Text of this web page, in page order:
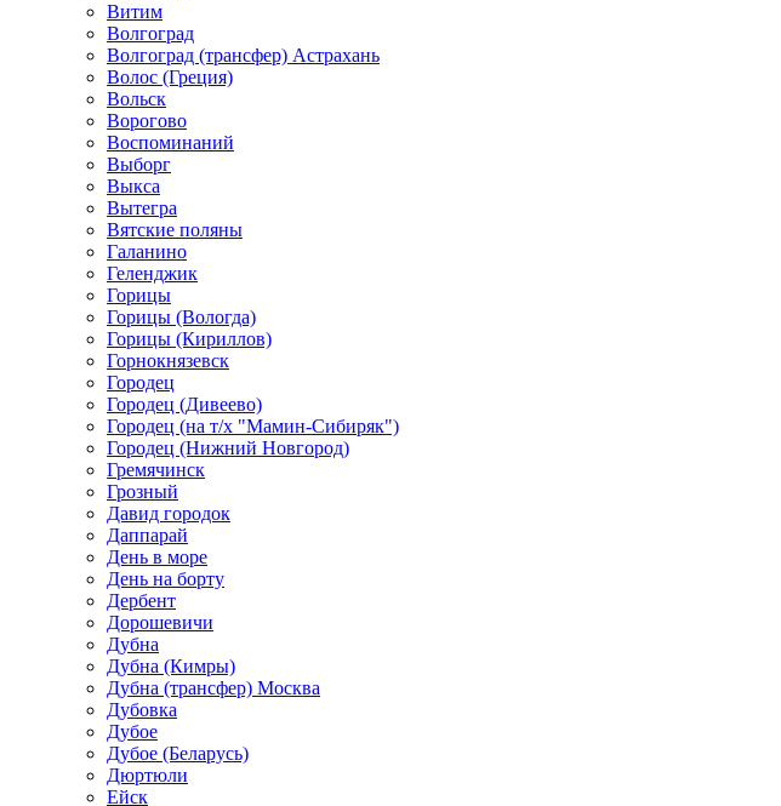
Витим
Волгоград
Волгоград (трансфер) Астрахань
Волос (Греция)
Вольск
Ворогово
Воспоминаний
Выборг
Выкса
Вытегра
Вятские поляны
Галанино
Геленджик
Горицы
Горицы (Вологда)
Горицы (Кириллов)
Горнокнязевск
Городец
Городец (Дивеево)
Городец (на т/х "Мамин-Сибиряк")
Городец (Нижний Новгород)
Гремячинск
Грозный
Давид городок
Даппарай
День в море
День на борту
Дербент
Дорошевичи
Дубна
Дубна (Кимры)
Дубна (трансфер) Москва
Дубовка
Дубое
Дубое (Беларусь)
Дюртюли
Ейск